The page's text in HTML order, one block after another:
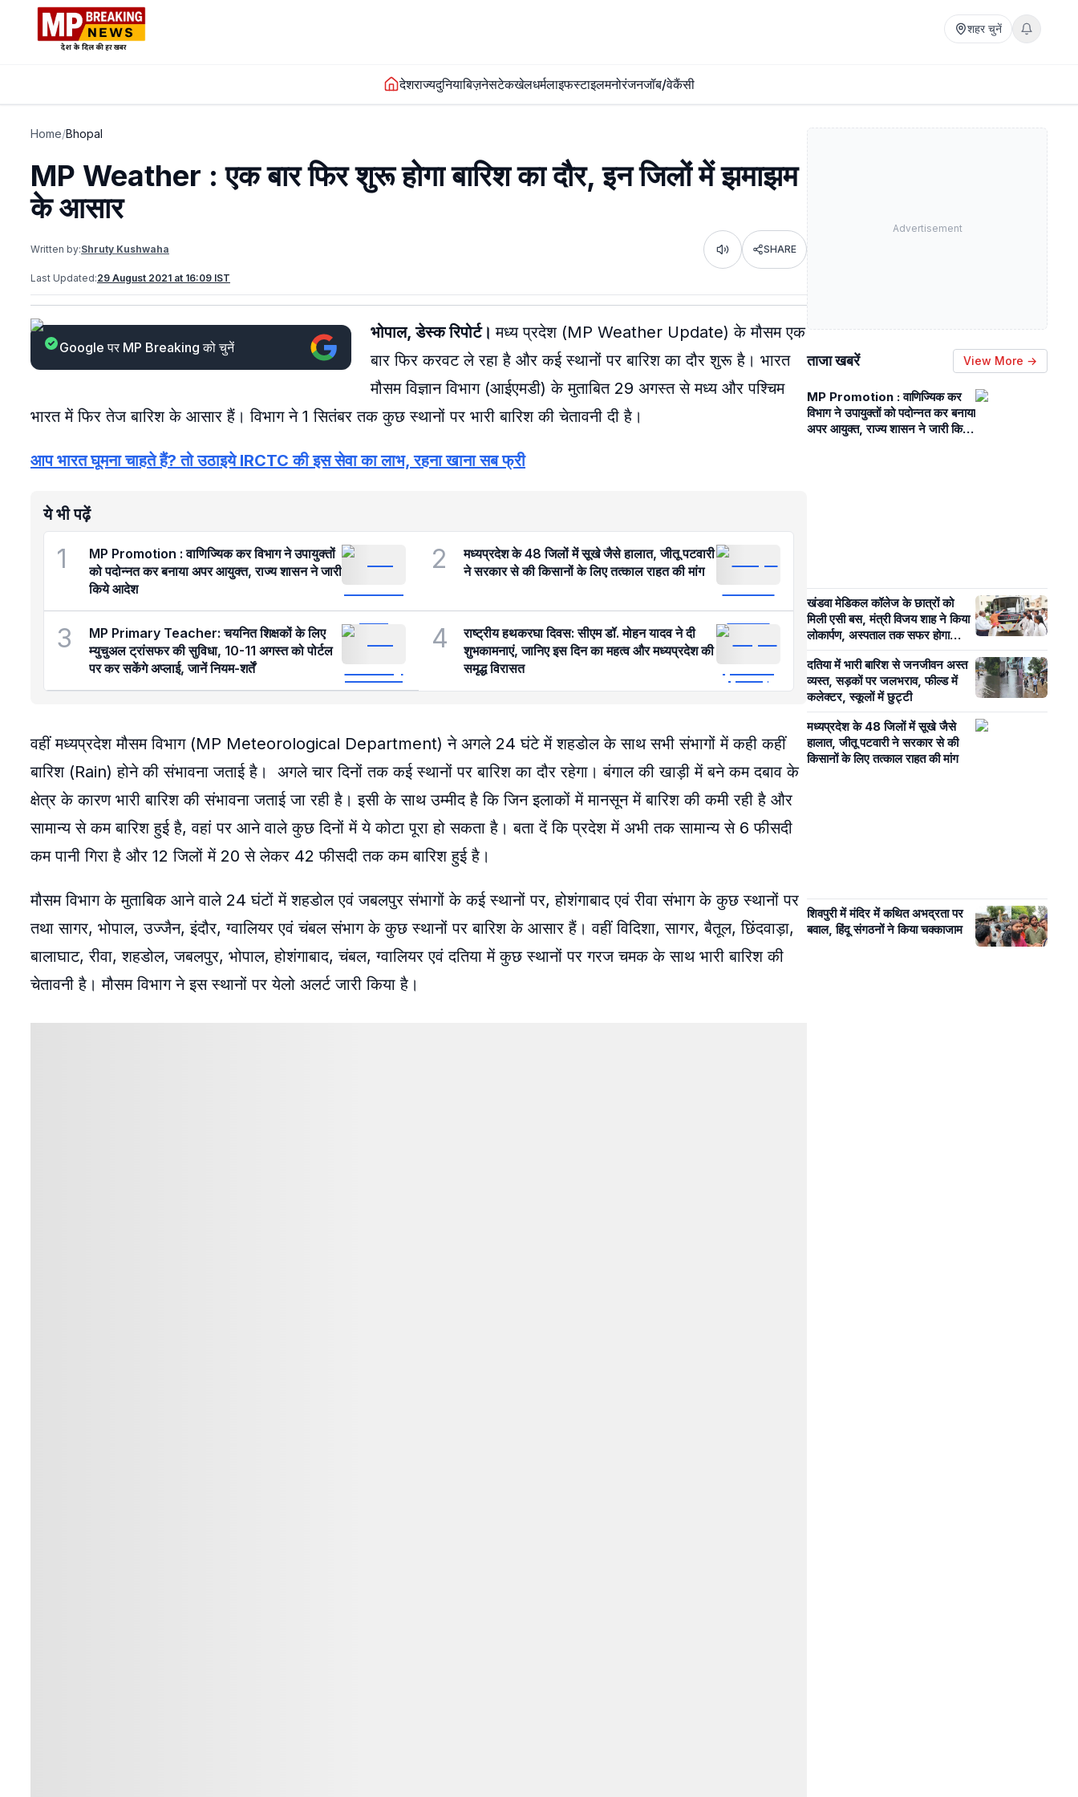
शहर चुनें
देशराज्यदुनियाबिज़नेसटेकखेलधर्मलाइफस्टाइलमनोरंजनजॉब/वेकैंसी
Home/Bhopal
MP Weather : एक बार फिर शुरू होगा बारिश का दौर, इन जिलों में झमाझम
के आसार
Written by:Shruty Kushwaha Listen SHARE
Last Updated:29 August 2021 at 16:09 IST
Google पर MP Breaking को चुनें
भोपाल, डेस्क रिपोर्ट।मध्य प्रदेश (MP Weather Update) के मौसम एक
बार फिर करवट ले रहा है और कई स्थानों पर बारिश का दौर शुरू है। भारत
मौसम विज्ञान विभाग (आईएमडी) के मुताबित 29 अगस्त से मध्य और पश्चिम
भारत में फिर तेज बारिश के आसार हैं। विभाग ने 1 सितंबर तक कुछ स्थानों पर भारी बारिश की चेतावनी दी है।
आप भारत घूमना चाहते हैं? तो उठाइये IRCTC की इस सेवा का लाभ, रहना खाना सब फ्री
ये भी पढ़ें
1
MP Promotion : वाणिज्यिक कर विभाग ने उपायुक्तों
को पदोन्नत कर बनाया अपर आयुक्त, राज्य शासन ने जारी
किये आदेश
2
मध्यप्रदेश के 48 जिलों में सूखे जैसे हालात, जीतू पटवारी
ने सरकार से की किसानों के लिए तत्काल राहत की मांग
3
MP Primary Teacher: चयनित शिक्षकों के लिए
म्युचुअल ट्रांसफर की सुविधा, 10-11 अगस्त को पोर्टल
पर कर सकेंगे अप्लाई, जानें नियम-शर्तें
4
राष्ट्रीय हथकरघा दिवस: सीएम डॉ. मोहन यादव ने दी
शुभकामनाएं, जानिए इस दिन का महत्व और मध्यप्रदेश की
समृद्ध विरासत
वहीं मध्यप्रदेश मौसम विभाग (MP Meteorological Department) ने अगले 24 घंटे में शहडोल के साथ सभी संभागों में कही कहीं
बारिश (Rain) होने की संभावना जताई है। अगले चार दिनों तक कई स्थानों पर बारिश का दौर रहेगा। बंगाल की खाड़ी में बने कम दबाव के
क्षेत्र के कारण भारी बारिश की संभावना जताई जा रही है। इसी के साथ उम्मीद है कि जिन इलाकों में मानसून में बारिश की कमी रही है और
सामान्य से कम बारिश हुई है, वहां पर आने वाले कुछ दिनों में ये कोटा पूरा हो सकता है। बता दें कि प्रदेश में अभी तक सामान्य से 6 फीसदी
कम पानी गिरा है और 12 जिलों में 20 से लेकर 42 फीसदी तक कम बारिश हुई है।
मौसम विभाग के मुताबिक आने वाले 24 घंटों में शहडोल एवं जबलपुर संभागों के कई स्थानों पर, होशंगाबाद एवं रीवा संभाग के कुछ स्थानों पर
तथा सागर, भोपाल, उज्जैन, इंदौर, ग्वालियर एवं चंबल संभाग के कुछ स्थानों पर बारिश के आसार हैं। वहीं विदिशा, सागर, बैतूल, छिंदवाड़ा,
बालाघाट, रीवा, शहडोल, जबलपुर, भोपाल, होशंगाबाद, चंबल, ग्वालियर एवं दतिया में कुछ स्थानों पर गरज चमक के साथ भारी बारिश की
चेतावनी है। मौसम विभाग ने इस स्थानों पर येलो अलर्ट जारी किया है।
Advertisement
ताजा खबरें View More →
MP Promotion : वाणिज्यिक कर
विभाग ने उपायुक्तों को पदोन्नत कर बनाया
अपर आयुक्त, राज्य शासन ने जारी किये
खंडवा मेडिकल कॉलेज के छात्रों को
मिली एसी बस, मंत्री विजय शाह ने किया
लोकार्पण, अस्पताल तक सफर होगा
आसान
दतिया में भारी बारिश से जनजीवन अस्त
व्यस्त, सड़कों पर जलभराव, फील्ड में
कलेक्टर, स्कूलों में छुट्टी
मध्यप्रदेश के 48 जिलों में सूखे जैसे
हालात, जीतू पटवारी ने सरकार से की
किसानों के लिए तत्काल राहत की मांग
शिवपुरी में मंदिर में कथित अभद्रता पर
बवाल, हिंदू संगठनों ने किया चक्काजाम